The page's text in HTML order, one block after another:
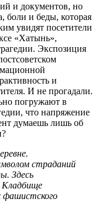
и документов, но
боли и беды, которая
увидят посетители
«Хатынь»,
Экспозиция
и
И не прогадали.
погружают в
что напряжение
думаешь лишь об
страданий
Здесь
Кладбище
фашистского